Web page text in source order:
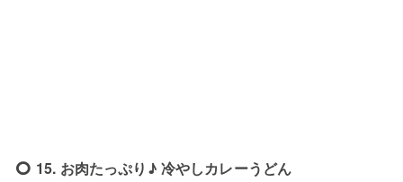
15. お肉たっぷり♪ 冷やしカレーうどん